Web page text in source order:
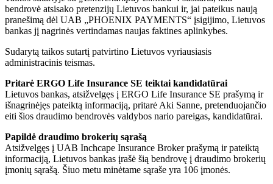
bendrovė atsisako pretenzijų Lietuvos bankui ir, jai pateikus naują
pranešimą dėl UAB „PHOENIX PAYMENTS“ įsigijimo, Lietuvos
bankas jį nagrinės vertindamas naujas faktines aplinkybes.
Sudarytą taikos sutartį patvirtino Lietuvos vyriausiasis
administracinis teismas.
Pritarė ERGO Life Insurance SE teiktai kandidatūrai
Lietuvos bankas, atsižvelgęs į ERGO Life Insurance SE prašymą ir
išnagrinėjęs pateiktą informaciją, pritarė Aki Sanne, pretenduojančio
eiti šios draudimo bendrovės valdybos nario pareigas, kandidatūrai.
Papildė draudimo brokerių sąrašą
Atsižvelgęs į UAB Inchcape Insurance Broker prašymą ir pateiktą
informaciją, Lietuvos bankas įrašė šią bendrovę į draudimo brokerių
įmonių sąrašą. Šiuo metu minėtame sąraše yra 106 įmonės.